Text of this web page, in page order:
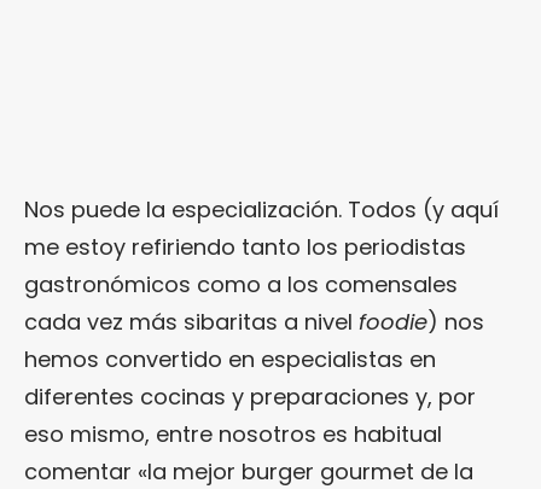
Nos puede la especialización. Todos (y aquí
me estoy refiriendo tanto los periodistas
gastronómicos como a los comensales
cada vez más sibaritas a nivel foodie) nos
hemos convertido en especialistas en
diferentes cocinas y preparaciones y, por
eso mismo, entre nosotros es habitual
comentar «la mejor burger gourmet de la